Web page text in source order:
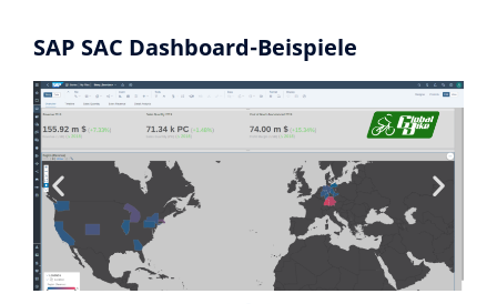
SAP SAC Dashboard-Beispiele